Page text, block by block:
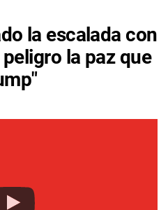
la escalada con
la paz que